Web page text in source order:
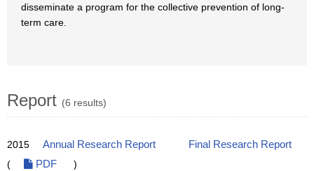
disseminate a program for the collective prevention of long-
term care.
Report (6 results)
2015 Annual Research Report
Final Research Report
(
PDF )